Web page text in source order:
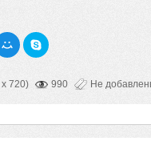
720) 990 Не